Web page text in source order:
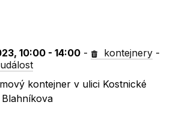
10:00 - 14:00 - kontejnery -
kontejner v ulici Kostnické